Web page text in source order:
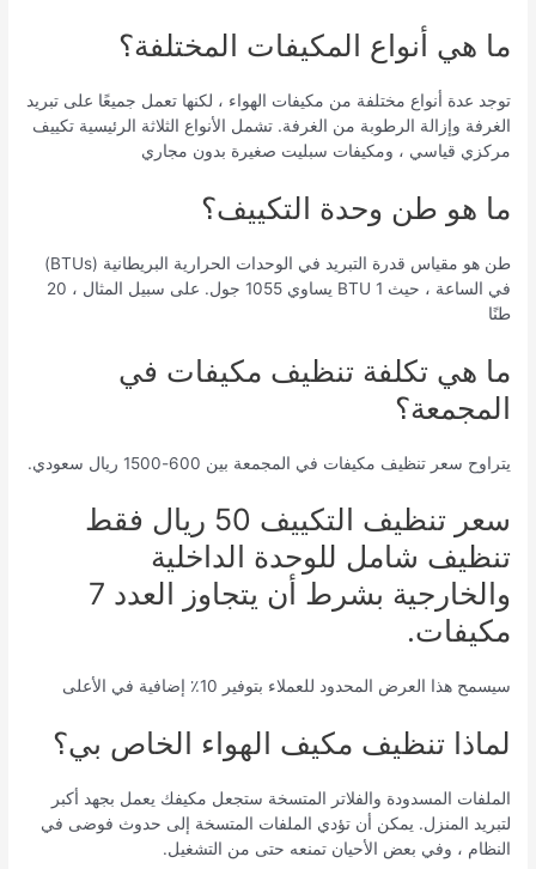
ما هي أنواع المكيفات المختلفة؟
توجد عدة أنواع مختلفة من مكيفات الهواء ، لكنها تعمل جميعًا على تبريد
الغرفة وإزالة الرطوبة من الغرفة. تشمل الأنواع الثلاثة الرئيسية تكييف
مركزي قياسي ، ومكيفات سبليت صغيرة بدون مجاري
ما هو طن وحدة التكييف؟
طن هو مقياس قدرة التبريد في الوحدات الحرارية البريطانية (BTUs)
في الساعة ، حيث 1 BTU يساوي 1055 جول. على سبيل المثال ، 20
طنًا
ما هي تكلفة تنظيف مكيفات في
المجمعة؟
يتراوح سعر تنظيف مكيفات في المجمعة بين 600-1500 ريال سعودي.
سعر تنظيف التكييف 50 ريال فقط
تنظيف شامل للوحدة الداخلية
والخارجية بشرط أن يتجاوز العدد 7
مكيفات.
سيسمح هذا العرض المحدود للعملاء بتوفير 10٪ إضافية في الأعلى
لماذا تنظيف مكيف الهواء الخاص بي؟
الملفات المسدودة والفلاتر المتسخة ستجعل مكيفك يعمل بجهد أكبر
لتبريد المنزل. يمكن أن تؤدي الملفات المتسخة إلى حدوث فوضى في
النظام ، وفي بعض الأحيان تمنعه حتى من التشغيل.